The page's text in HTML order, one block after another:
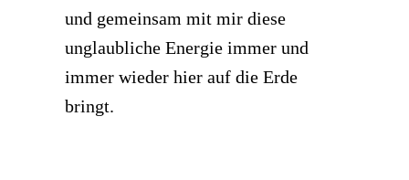
und gemeinsam mit mir diese
unglaubliche Energie immer und
immer wieder hier auf die Erde
bringt.